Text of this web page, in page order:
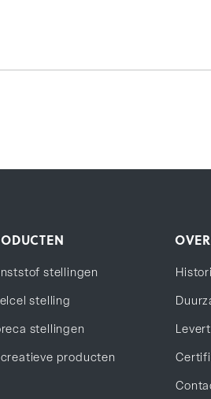
stellingen
stelling
stellingen
producten